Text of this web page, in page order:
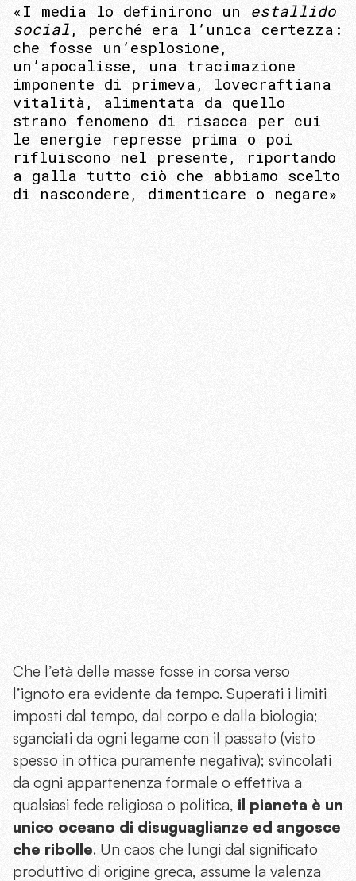
«I media lo definirono un estallido
social , perché era l’unica certezza:
che fosse un’esplosione,
un’apocalisse, una tracimazione
imponente di primeva, lovecraftiana
vitalità, alimentata da quello
strano fenomeno di risacca per cui
le energie represse prima o poi
rifluiscono nel presente, riportando
a galla tutto ciò che abbiamo scelto
di nascondere, dimenticare o negare»
Che l’età delle masse fosse in corsa verso
l’ignoto era evidente da tempo. Superati i limiti
imposti dal tempo, dal corpo e dalla biologia;
sganciati da ogni legame con il passato (visto
spesso in ottica puramente negativa); svincolati
da ogni appartenenza formale o effettiva a
qualsiasi fede religiosa o politica, il pianeta è un
unico oceano di disuguaglianze ed angosce
che ribolle. Un caos che lungi dal significato
produttivo di origine greca, assume la valenza